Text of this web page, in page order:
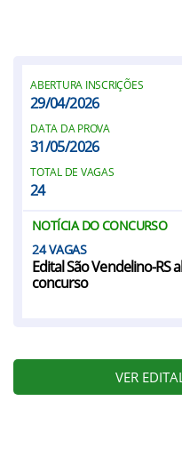
ABERTURA INSCRIÇÕES
29/04/2026
DATA DA PROVA
31/05/2026
TOTAL DE VAGAS
24
NOTÍCIA DO CONCURSO
24
Edital São Vendelino-RS
concurso
VER